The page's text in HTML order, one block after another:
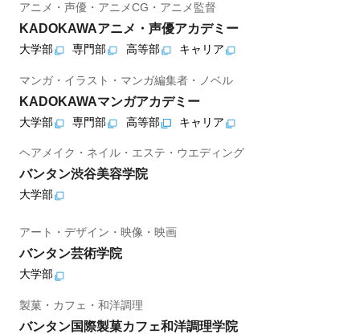
アニメ・声優・アニメCG・アニメ監督
KADOKAWAアニメ・声優アカデミー
大学部 専門部 高等部 キャリア
マンガ・イラスト・マンガ編集者・ノベル
KADOKAWAマンガアカデミー
大学部 専門部 高等部 キャリア
ヘアメイク・ネイル・エステ・ウエディング
バンタン渋谷美容学院
大学部
アート・デザイン・映像・映画
バンタン芸術学院
大学部
製菓・カフェ・和洋調理
バンタン国際製菓カフェ和洋調理学院